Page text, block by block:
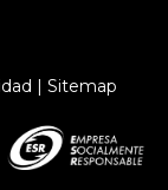
| Sitemap